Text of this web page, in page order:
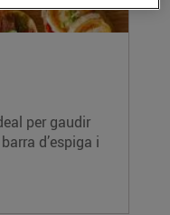
per gaudir
d’espiga i